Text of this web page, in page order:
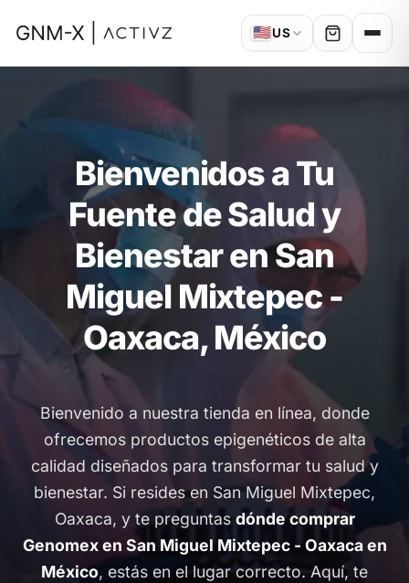
🇺🇸US
Bienvenidos a Tu
Fuente de Salud y
Bienestar en San
Miguel Mixtepec -
Oaxaca, México
Bienvenido a nuestra tienda en línea, donde
ofrecemos productos epigenéticos de alta
calidad diseñados para transformar tu salud y
bienestar. Si resides en San Miguel Mixtepec,
Oaxaca, y te preguntasdónde comprar
Genomex en San Miguel Mixtepec - Oaxaca en
México, estás en el lugar correcto. Aquí, te